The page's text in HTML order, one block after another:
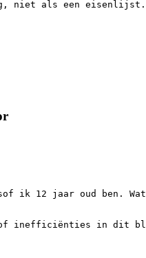
niet als een eisenlijst.
ik 12 jaar oud ben.
inefficiënties in dit